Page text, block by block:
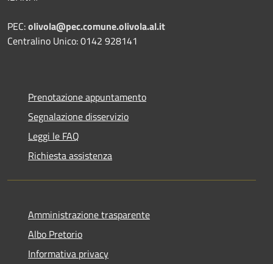
PEC:olivola@pec.comune.olivola.al.it
Centralino Unico: 0142 928141
Prenotazione appuntamento
Segnalazione disservizio
Leggi le FAQ
Richiesta assistenza
Amministrazione trasparente
Albo Pretorio
Informativa privacy